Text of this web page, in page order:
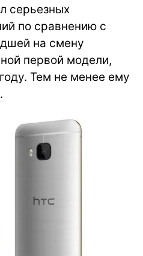
серьезных
по сравнению с
на смену
первой модели,
Тем не менее ему